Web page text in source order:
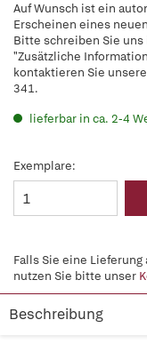
Auf Wunsch ist ein
Erscheinen eines
Bitte schreiben Sie
"Zusätzliche
kontaktieren Sie
341.
lieferbar in ca. 2-4
Exemplare:
Falls Sie eine Lieferung
nutzen Sie bitte unser
Beschreibung